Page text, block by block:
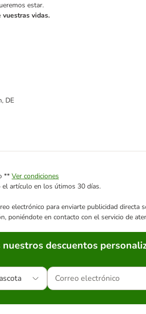
estar.
vuestras vidas.
DE
** Ver condiciones
artículo en los útimos 30 días.
electrónico para enviarte publicidad
poniéndote en contacto con el servicio de
nuestros descuentos